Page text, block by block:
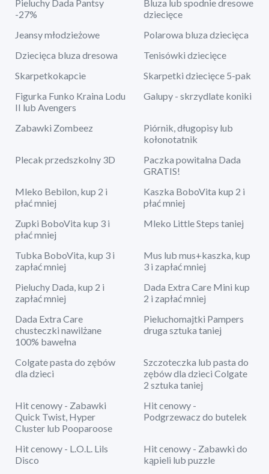
Pieluchy Dada Pantsy
-27%
Bluza lub spodnie dresowe
dziecięce
Jeansy młodzieżowe
Polarowa bluza dziecięca
Dziecięca bluza dresowa
Tenisówki dziecięce
Skarpetkokapcie
Skarpetki dziecięce 5-pak
Figurka Funko Kraina Lodu
II lub Avengers
Galupy - skrzydlate koniki
Zabawki Zombeez
Piórnik, długopisy lub
kołonotatnik
Plecak przedszkolny 3D
Paczka powitalna Dada
GRATIS!
Mleko Bebilon, kup 2 i
płać mniej
Kaszka BoboVita kup 2 i
płać mniej
Zupki BoboVita kup 3 i
płać mniej
Mleko Little Steps taniej
Tubka BoboVita, kup 3 i
zapłać mniej
Mus lub mus+kaszka, kup
3 i zapłać mniej
Pieluchy Dada, kup 2 i
zapłać mniej
Dada Extra Care Mini kup
2 i zapłać mniej
Dada Extra Care
chusteczki nawilżane
100% bawełna
Pieluchomajtki Pampers
druga sztuka taniej
Colgate pasta do zębów
dla dzieci
Szczoteczka lub pasta do
zębów dla dzieci Colgate
2 sztuka taniej
Hit cenowy - Zabawki
Quick Twist, Hyper
Cluster lub Pooparoose
Hit cenowy -
Podgrzewacz do butelek
Hit cenowy - L.O.L. Lils
Disco
Hit cenowy - Zabawki do
kąpieli lub puzzle